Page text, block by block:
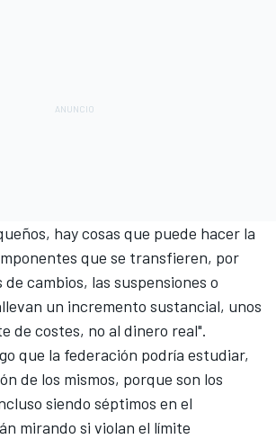
hay cosas que puede hacer la
que se transfieren, por
de cambios, las suspensiones o
un incremento sustancial, unos
de costes, no al dinero real".
que la federación podría estudiar,
de los mismos, porque son los
siendo séptimos en el
mirando si violan el límite